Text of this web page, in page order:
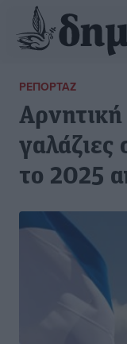
ΡΕΠΟΡΤΆΖ
Αρνητική
γαλάζιες
το 2025